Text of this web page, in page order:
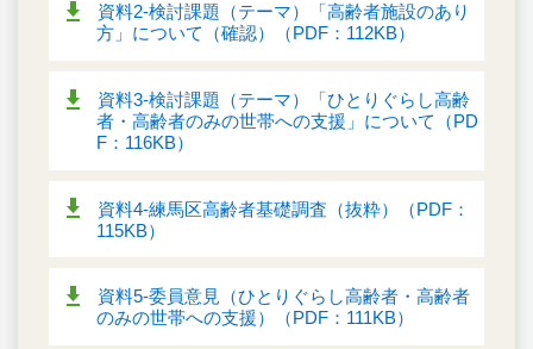
資料2‐検討課題（テーマ）「高齢者施設のあり
方」について（確認）（PDF：112KB）
資料3‐検討課題（テーマ）「ひとりぐらし高齢
者・高齢者のみの世帯への支援」について（PD
F：116KB）
資料4‐練馬区高齢者基礎調査（抜粋）（PDF：
115KB）
資料5‐委員意見（ひとりぐらし高齢者・高齢者
のみの世帯への支援）（PDF：111KB）